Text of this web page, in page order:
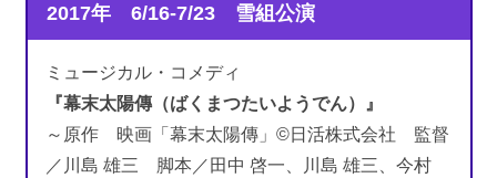
2017年 6/16-7/23 雪組公演
ミュージカル・コメディ
『幕末太陽傳（ばくまつたいようでん）』
～原作 映画「幕末太陽傳」©日活株式会社 監督
／川島 雄三 脚本／田中 啓一、川島 雄三、今村